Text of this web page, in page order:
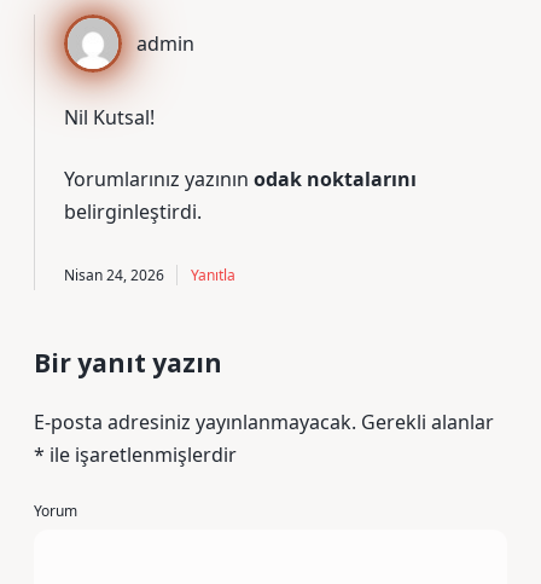
admin
Nil Kutsal!
Yorumlarınız yazının odak noktalarını
belirginleştirdi.
Nisan 24, 2026 Yanıtla
Bir yanıt yazın
E-posta adresiniz yayınlanmayacak. Gerekli alanlar
* ile işaretlenmişlerdir
Yorum